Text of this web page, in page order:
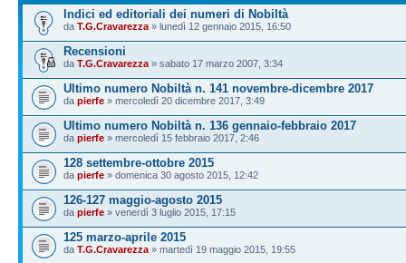
Indici ed editoriali dei numeri di Nobiltà
da T.G.Cravarezza » lunedì 12 gennaio 2015, 16:50
Recensioni
da T.G.Cravarezza » sabato 17 marzo 2007, 3:34
Ultimo numero Nobiltà n. 141 novembre-dicembre 2017
da pierfe » mercoledì 20 dicembre 2017, 3:49
Ultimo numero Nobiltà n. 136 gennaio-febbraio 2017
da pierfe » mercoledì 15 febbraio 2017, 2:46
128 settembre-ottobre 2015
da pierfe » domenica 30 agosto 2015, 12:42
126-127 maggio-agosto 2015
da pierfe » venerdì 3 luglio 2015, 17:15
125 marzo-aprile 2015
da T.G.Cravarezza » martedì 19 maggio 2015, 19:55